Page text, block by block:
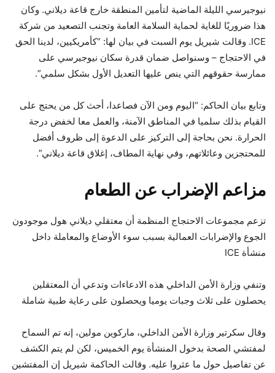
نيوجيرسي الليلة الماضية لتأمين المنطقة خارج قاعة ديلاني. وكان
هذا ضروريًا للغاية لحماية السلامة العامة وتجنب التصعيد من شركة
ICE. وقالت شيريل يوم السبت في بيان لها: “كأمريكيين، لدينا الحق
في الاحتجاج – وسنواصل ضمان قدرة سكان نيوجيرسي على
ممارسة حقوقهم التي ينص عليها التعديل الأول بشكل سلمي”.
وتابع بيان الحاكم: “اليوم ومن الآن فصاعدا، أحث كل من يحتج على
القيام بذلك سلميا في المناطق الآمنة، والعمل معا لخفض درجة
الحرارة. نحن بحاجة إلى التركيز على الدعوة إلى ظروف أفضل
للمحتجزين وعائلاتهم، وفي نهاية المطاف، إغلاق قاعة ديلاني”.
مزاعم الإضراب عن الطعام
تزعم مجموعات الاحتجاج المنظمة أن معتقلي ديلاني هول موجودون
الجوع والإضرابات العمالية بسبب سوء الأوضاع والمعاملة داخل
منشأة ICE
وتنفي وزارة الأمن الداخلي هذه الادعاءات وتدعي أن المعتقلين
يحصلون على ثلاث وجبات يوميا ويحصلون على رعاية طبية شاملة
وقال سكرتير وزارة الأمن الداخلي، ماركوين مولين، إنه تم السماح
لمفتشي الصحة بدخول المنشأة يوم الخميس، لكن لم يتم الكشف
عن تفاصيل حول ما عثروا عليه. وقالت الحاكمة شيريل إن المفتشين